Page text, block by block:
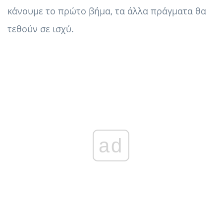
κάνουμε το πρώτο βήμα, τα άλλα πράγματα θα
τεθούν σε ισχύ.
ad